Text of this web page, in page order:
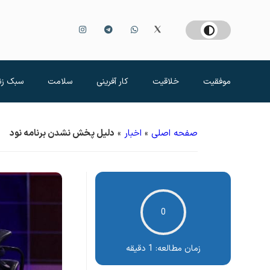
موفقیت خلاقیت کار آفرینی سلامت سبک
صفحه اصلی » اخبار » دلیل پخش نشدن برنامه نود
0
زمان مطالعه: 1 دقیقه